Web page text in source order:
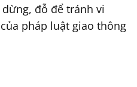
đỗ để tránh vi
pháp luật giao thông